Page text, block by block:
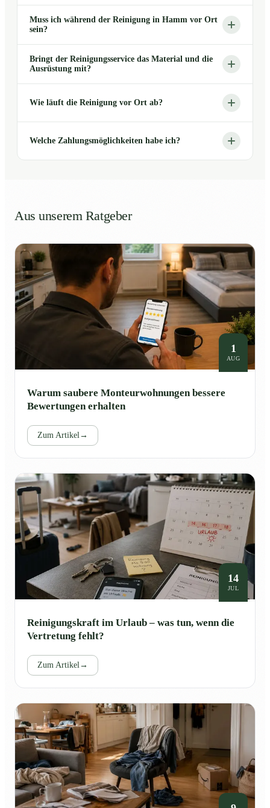
Muss ich während der Reinigung in Hamm vor Ort
sein?
Bringt der Reinigungsservice das Material und die
Ausrüstung mit?
Wie läuft die Reinigung vor Ort ab?
Welche Zahlungsmöglichkeiten habe ich?
Aus unserem Ratgeber
1
AUG
Warum saubere Monteurwohnungen bessere
Bewertungen erhalten
Zum Artikel →
14
JUL
Reinigungskraft im Urlaub – was tun, wenn die
Vertretung fehlt?
Zum Artikel →